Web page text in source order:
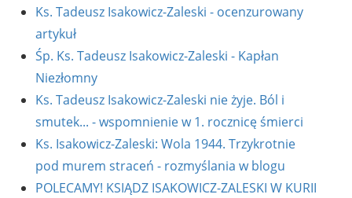
Ks. Tadeusz Isakowicz-Zaleski - ocenzurowany
artykuł
Śp. Ks. Tadeusz Isakowicz-Zaleski - Kapłan
Niezłomny
Ks. Tadeusz Isakowicz-Zaleski nie żyje. Ból i
smutek... - wspomnienie w 1. rocznicę śmierci
Ks. Isakowicz-Zaleski: Wola 1944. Trzykrotnie
pod murem straceń - rozmyślania w blogu
POLECAMY! KSIĄDZ ISAKOWICZ-ZALESKI W KURII